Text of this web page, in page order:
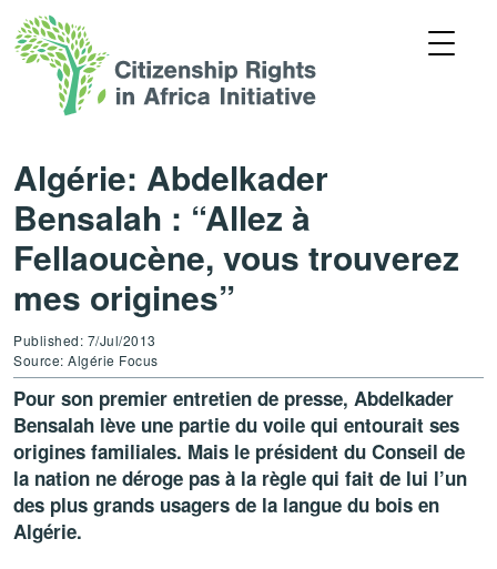
Algérie: Abdelkader
Bensalah : “Allez à
Fellaoucène, vous trouverez
mes origines”
Published: 7/Jul/2013
Source: Algérie Focus
Pour son premier entretien de presse, Abdelkader
Bensalah lève une partie du voile qui entourait ses
origines familiales. Mais le président du Conseil de
la nation ne déroge pas à la règle qui fait de lui l’un
des plus grands usagers de la langue du bois en
Algérie.